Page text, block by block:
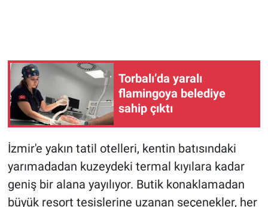
Torbalı’da yaralı
flamingoya belediye
sahip çıktı
İzmir'e yakın tatil otelleri, kentin batısındaki
yarımadadan kuzeydeki termal kıyılara kadar
geniş bir alana yayılıyor. Butik konaklamadan
büyük resort tesislerine uzanan seçenekler, her